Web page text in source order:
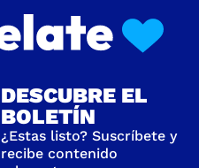
DESCUBRE EL
BOLETÍN
¿Estas listo? Suscríbete y
recibe contenido